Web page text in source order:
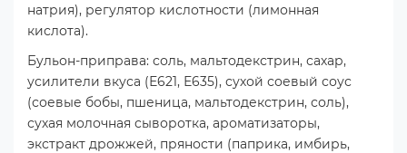
натрия), регулятор кислотности (лимонная
кислота).
Бульон-приправа: соль, мальтодекстрин, сахар,
усилители вкуса (Е621, Е635), сухой соевый соус
(соевые бобы, пшеница, мальтодекстрин, соль),
сухая молочная сыворотка, ароматизаторы,
экстракт дрожжей, пряности (паприка, имбирь,